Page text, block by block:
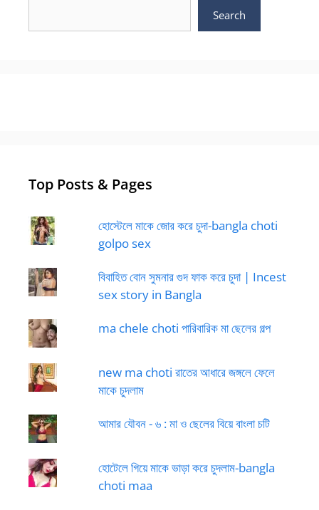
Search
Top Posts & Pages
হোস্টেলে মাকে জোর করে চুদা-bangla choti
golpo sex
বিবাহিত বোন সুমনার গুদ ফাক করে চুদা | Incest
sex story in Bangla
ma chele choti পারিবারিক মা ছেলের গল্প
new ma choti রাতের আধারে জঙ্গলে ফেলে
মাকে চুদলাম
আমার যৌবন - ৬ : মা ও ছেলের বিয়ে বাংলা চটি
হোটেলে গিয়ে মাকে ভাড়া করে চুদলাম-bangla
choti maa